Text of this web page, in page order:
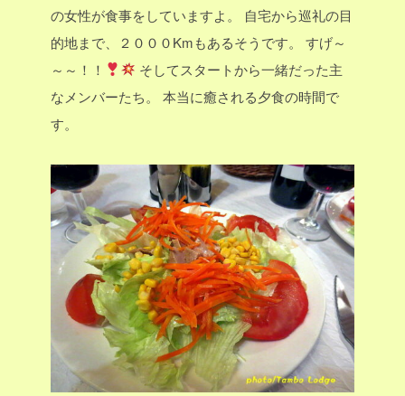
の女性が食事をしていますよ。
自宅から巡礼の目
的地まで、２０００Kmもあるそうです。
すげ～
～～！！
そしてスタートから一緒だった主
なメンバーたち。
本当に癒される夕食の時間で
す。